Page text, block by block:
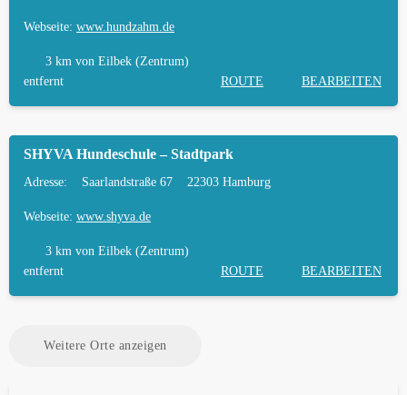
Webseite: www.hundzahm.de
3 km von Eilbek (Zentrum)
entfernt
ROUTE BEARBEITEN
SHYVA Hundeschule – Stadtpark
Adresse: Saarlandstraße 67 22303 Hamburg
Webseite: www.shyva.de
3 km von Eilbek (Zentrum)
entfernt
ROUTE BEARBEITEN
Weitere Orte anzeigen